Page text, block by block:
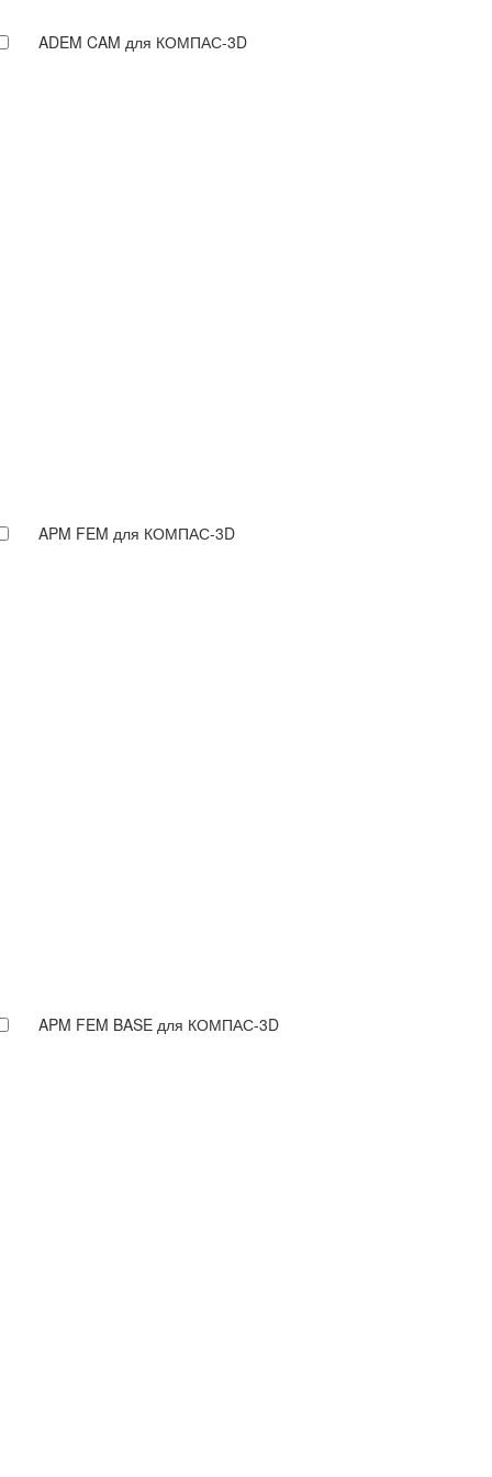
ADEM CAM для КОМПАС-3D
APM FEM для КОМПАС-3D
APM FEM BASE для КОМПАС-3D